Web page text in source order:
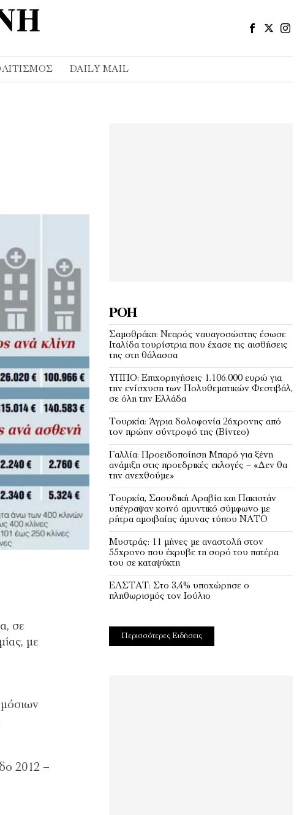
DAILY MAIL
σε
με
2012 –
ΡΟΉ
Σαμοθράκη: Νεαρός ναυαγοσώστης έσωσε
Ιταλίδα τουρίστρια που έχασε τις αισθήσεις
της στη θάλασσα
ΥΠΠΟ: Επιχορηγήσεις 1.106.000 ευρώ για
την ενίσχυση των Πολυθεματικών Φεστιβάλ,
σε όλη την Ελλάδα
Τουρκία: Άγρια δολοφονία 26χρονης από
τον πρώην σύντροφό της (Βίντεο)
Γαλλία: Προειδοποίηση Μπαρό για ξένη
ανάμιξη στις προεδρικές εκλογές – «Δεν θα
την ανεχθούμε»
Τουρκία, Σαουδική Αραβία και Πακιστάν
υπέγραψαν κοινό αμυντικό σύμφωνο με
ρήτρα αμοιβαίας άμυνας τύπου ΝΑΤΟ
Μυστράς: 11 μήνες με αναστολή στον
55χρονο που έκρυβε τη σορό του πατέρα
του σε καταψύκτη
EΛΣΤΑΤ: Στο 3,4% υποχώρησε ο
πληθωρισμός τον Ιούλιο
Περισσότερες Ειδήσεις